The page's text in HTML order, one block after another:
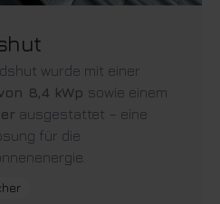
wurde mit einer
8,4 kWp sowie einem
ausgestattet – eine
für die